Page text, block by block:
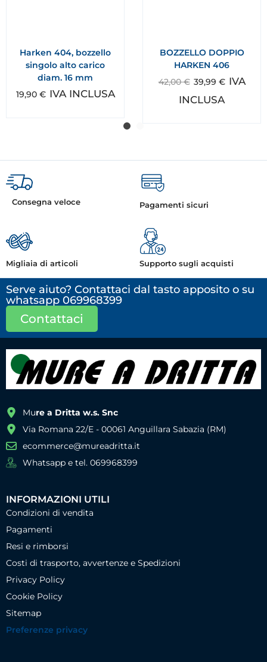
Harken 404, bozzello
singolo alto carico
diam. 16 mm
19,90 € IVA INCLUSA
BOZZELLO DOPPIO
HARKEN 406
42,00€ 39,99 € IVA
INCLUSA
Consegna veloce Pagamenti sicuri
Migliaia di articoli Supporto sugli acquisti
Serve aiuto? Contattaci dal tasto apposito o su
whatsapp 069968399
Contattaci
Mure a Dritta w.s. Snc
Via Romana 22/E - 00061 Anguillara Sabazia (RM)
ecommerce@mureadritta.it
Whatsapp e tel. 069968399
INFORMAZIONI UTILI
Condizioni di vendita
Pagamenti
Resi e rimborsi
Costi di trasporto, avvertenze e Spedizioni
Privacy Policy
Cookie Policy
Sitemap
Preferenze privacy